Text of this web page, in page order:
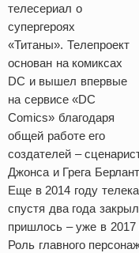
телесериал о
супергероях
«Титаны». Телепроект
основан на комиксах
DC и вышел впервые
на сервисе «DC
Comics» благодаря
общей работе его
создателей –
Джонса и Грега
Еще в 2014 году
спустя два года
пришлось – уже в 2017
Роль главного